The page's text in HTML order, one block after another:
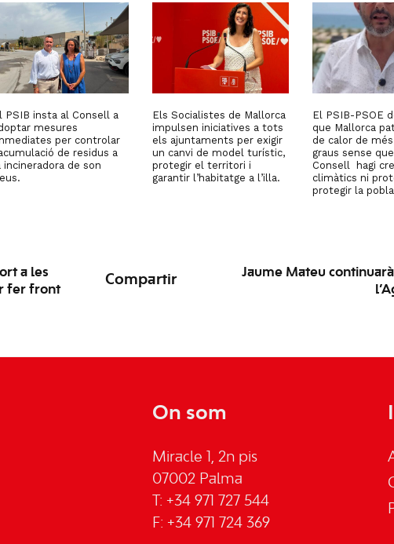
PSIB insta al Consell a
mesures
per controlar
de residus a
incineradora de son
Els Socialistes de Mallorca
impulsen iniciatives a tots
els ajuntaments per exigir
un canvi de model turístic,
protegir el territori i
garantir l’habitatge a l’illa.
El PSIB-PSOE
que Mallorca
de calor de
graus sense
Consell hagi
climàtics ni
protegir la
a les
fer front
Compartir
Jaume Mateu
On som
Miracle 1, 2n pis
07002 Palma
T: +34 971 727 544
F: +34 971 724 369